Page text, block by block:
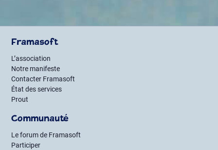
Framasoft
L’association
Notre manifeste
Contacter Framasoft
État des services
Prout
Communauté
Le forum de Framasoft
Participer